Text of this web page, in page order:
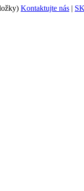
Kontaktujte nás |